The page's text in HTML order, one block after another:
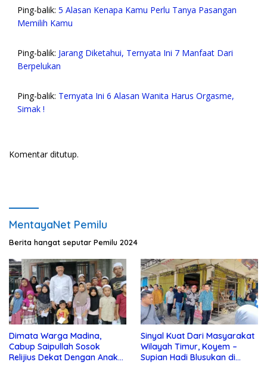
Ping-balik: 5 Alasan Kenapa Kamu Perlu Tanya Pasangan
Memilih Kamu
Ping-balik: Jarang Diketahui, Ternyata Ini 7 Manfaat Dari
Berpelukan
Ping-balik: Ternyata Ini 6 Alasan Wanita Harus Orgasme,
Simak !
Komentar ditutup.
MentayaNet Pemilu
Berita hangat seputar Pemilu 2024
Dimata Warga Madina,
Cabup Saipullah Sosok
Relijius Dekat Dengan Anak
Sinyal Kuat Dari Masyarakat
Wilayah Timur, Koyem –
Supian Hadi Blusukan di